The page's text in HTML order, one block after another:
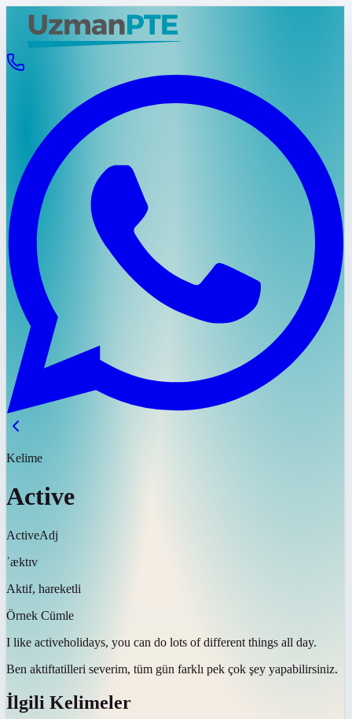
Kelime
Active
ActiveAdj
ˈæktɪv
Aktif, hareketli
Örnek Cümle
I like activeholidays, you can do lots of different things all day.
Ben aktiftatilleri severim, tüm gün farklı pek çok şey yapabilirsiniz.
İlgili Kelimeler